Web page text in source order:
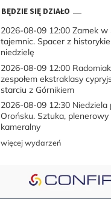
BĘDZIE SIĘ DZIAŁO
2026-08-09 12:00Zamek w
tajemnic. Spacer z
niedzielę
2026-08-09 12:00
zespołem ekstraklasy
starciu z Górnikiem
2026-08-09 12:30Niedziela
Orońsku. Sztuka,
kameralny
więcej wydarzeń